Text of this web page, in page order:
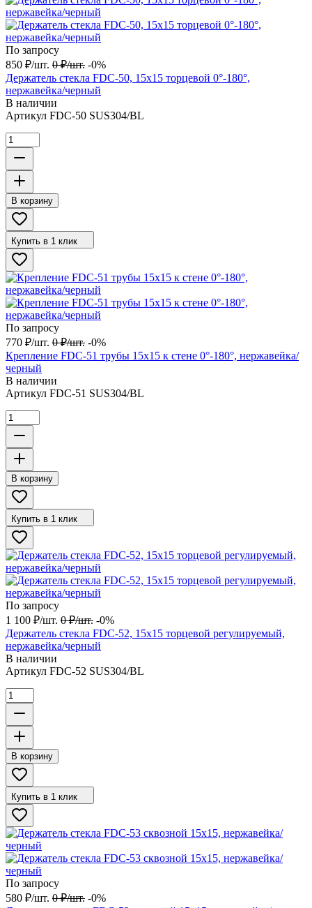
По запросу
850 ₽/шт. 0 ₽/шт. -0%
Держатель стекла FDC-50, 15х15 торцевой 0°-180°,
нержавейка/черный
В наличии
Артикул FDC-50 SUS304/BL
В корзину
Купить в 1 клик
По запросу
770 ₽/шт. 0 ₽/шт. -0%
Крепление FDC-51 трубы 15х15 к стене 0°-180°, нержавейка/
черный
В наличии
Артикул FDC-51 SUS304/BL
В корзину
Купить в 1 клик
По запросу
1 100 ₽/шт. 0 ₽/шт. -0%
Держатель стекла FDC-52, 15х15 торцевой регулируемый,
нержавейка/черный
В наличии
Артикул FDC-52 SUS304/BL
В корзину
Купить в 1 клик
По запросу
580 ₽/шт. 0 ₽/шт. -0%